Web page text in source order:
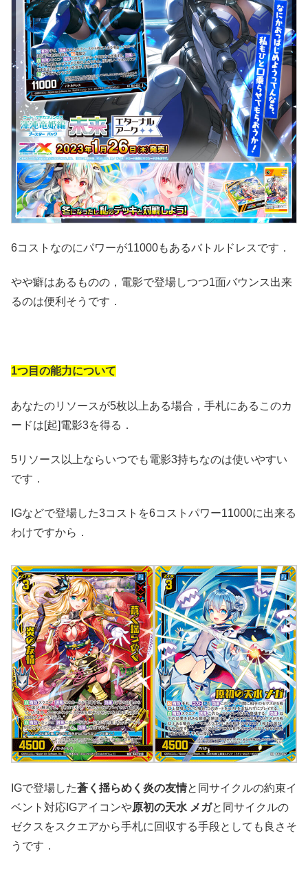
6コストなのにパワーが11000もあるバトルドレスです．
やや癖はあるものの，電影で登場しつつ1面バウンス出来
るのは便利そうです．
1つ目の能力について
あなたのリソースが5枚以上ある場合，手札にあるこのカ
ードは[起]電影3を得る．
5リソース以上ならいつでも電影3持ちなのは使いやすい
です．
IGなどで登場した3コストを6コストパワー11000に出来る
わけですから．
IGで登場した蒼く揺らめく炎の友情と同サイクルの約束イ
ベント対応IGアイコンや原初の天水 メガと同サイクルの
ゼクスをスクエアから手札に回収する手段としても良さそ
うです．